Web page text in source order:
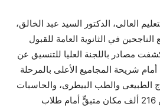
العالى، الدكتور السيد عبد الخالق،
الناجحين في الثانوية العامة للقبول
كشفت مصادر باللجنة العليا للتنسيق عن
من 2000 مكان أمام شريحة المجاميع الأعلى بالمرحلة
الطبيعى والطب البيطرى، والحاسبات
والمعلومات، وذلك من بين 216 ألف مكان متبقٍّ أمام طلاب